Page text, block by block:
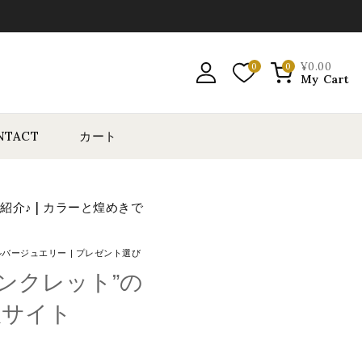
0 0 ¥0.00
My Cart
カート
介♪ | カラーと煌めきで
ージュエリー | プレゼント選び
クレット”の
イト